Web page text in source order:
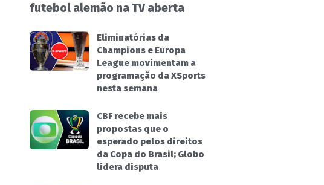
futebol alemão na TV aberta
Eliminatórias da
Champions e Europa
League movimentam a
programação da XSports
nesta semana
CBF recebe mais
propostas que o
esperado pelos direitos
da Copa do Brasil; Globo
lidera disputa